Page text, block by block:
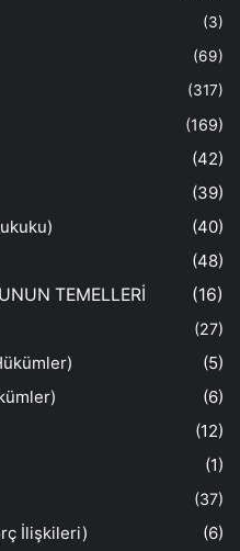
(3)
(69)
(317)
(169)
(42)
(39)
(40)
(48)
TEMELLERİ
(16)
(27)
(5)
(6)
(12)
(1)
(37)
İlişkileri)
(6)